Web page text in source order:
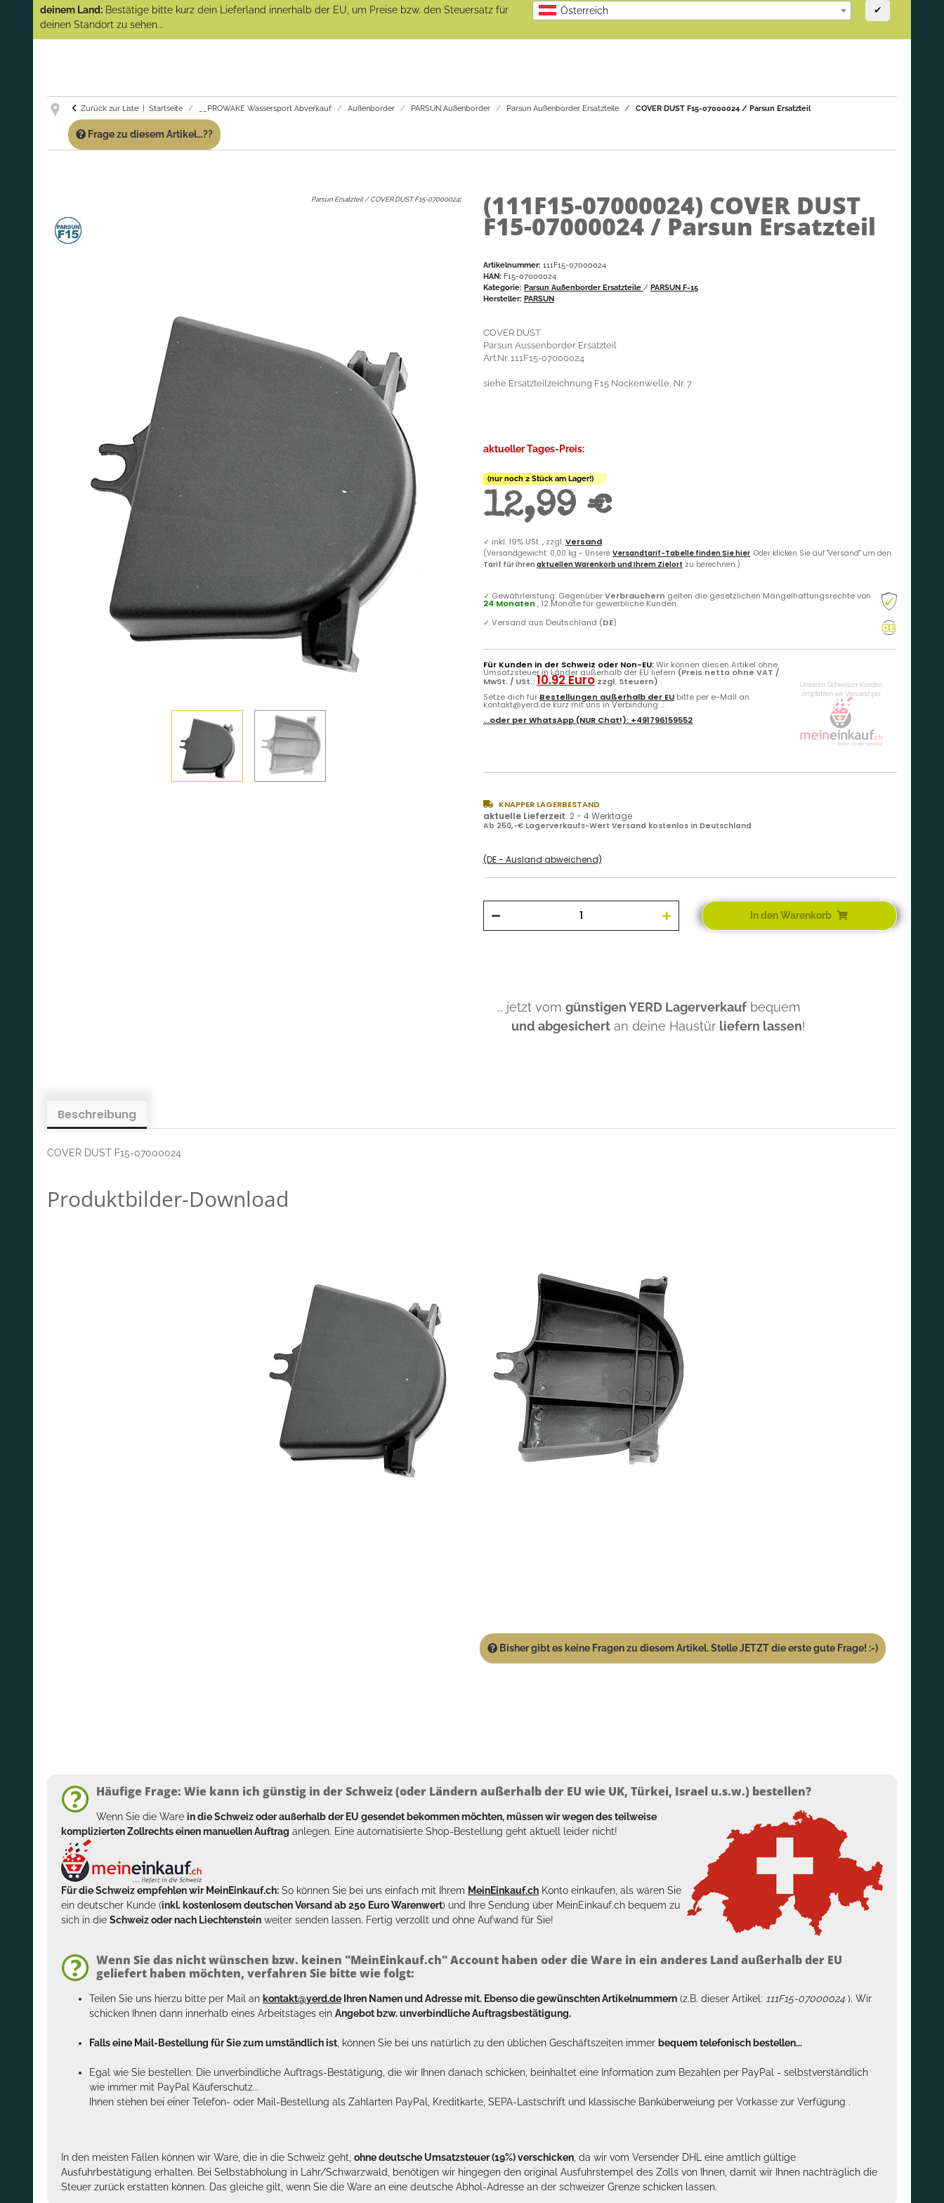
(Abverkauf)!
GARANTIE UND SERVICE:
Artikeln einfach an!
deinem Land: Bestätige bitte kurz dein Lieferland innerhalb der EU, um Preise bzw. den Steuersatz für
deinen Standort zu sehen...
Österreich ✔
Zurück zur Liste Startseite __PROWAKE Wassersport Abverkauf Außenborder PARSUN Außenborder Parsun Außenborder Ersatzteile COVER DUST F15-07000024 / Parsun Ersatzteil
Frage zu diesem Artikel...??
Parsun Ersatzteil / COVER DUST F15-07000024: (111F15-07000024) COVER DUST
F15-07000024 / Parsun Ersatzteil
Artikelnummer: 111F15-07000024
HAN: F15-07000024
Kategorie: Parsun Außenborder Ersatzteile / PARSUN F-15
Hersteller: PARSUN
COVER DUST
Parsun Aussenborder Ersatzteil
Art.Nr. 111F15-07000024
siehe Ersatzteilzeichnung F15 Nockenwelle, Nr. 7
aktueller Tages-Preis:
(nur noch 2 Stück am Lager!)
12,99 €
✓ inkl. 19% USt. , zzgl.Versand
(Versandgewicht: 0,00 kg - Unsere Versandtarif-Tabelle finden Sie hier. Oder klicken Sie auf "Versand" um den
Tarif für Ihren aktuellen Warenkorb und Ihrem Zielort zu berechnen.)
✓ Gewährleistung: GegenüberVerbrauchern gelten die gesetzlichen Mängelhaftungsrechte von
24 Monaten , 12 Monate für gewerbliche Kunden.
✓ Versand aus Deutschland (DE)
Für Kunden in der Schweiz oder Non-EU:Wir können diesen Artikel ohne
Umsatzsteuer in Länder außerhalb der EU liefern (Preis netto ohne VAT /
MwSt. / USt.:10.92 Euro zzgl. Steuern) .
Setze dich für Bestellungen außerhalb der EU bitte per e-Mail an
kontakt@yerd.de kurz mit uns in Verbindung ...
...oder perWhatsApp (NUR Chat!): +491796159552
KNAPPER LAGERBESTAND
aktuelle Lieferzeit: 2 - 4 Werktage
Ab 250,-€ Lagerverkaufs-Wert Versand kostenlos in Deutschland
(DE - Ausland abweichend)
In den Warenkorb
... jetzt vom günstigen YERD Lagerverkauf bequem
und abgesichert an deine Haustür liefern lassen!
Beschreibung
COVER DUST F15-07000024
Produktbilder-Download
Bisher gibt es keine Fragen zu diesem Artikel. Stelle JETZT die erste gute Frage! :-)
Häufige Frage: Wie kann ich günstig in der Schweiz (oder Ländern außerhalb der EU wie UK, Türkei, Israel u.s.w.) bestellen?
Wenn Sie die Ware in die Schweiz oder außerhalb der EU gesendet bekommen möchten, müssen wir wegen des teilweise
komplizierten Zollrechts einen manuellen Auftrag anlegen. Eine automatisierte Shop-Bestellung geht aktuell leider nicht!
Für die Schweiz empfehlen wir MeinEinkauf.ch: So können Sie bei uns einfach mit Ihrem MeinEinkauf.ch Konto einkaufen, als wären Sie
ein deutscher Kunde (inkl. kostenlosem deutschen Versand ab 250 Euro Warenwert) und Ihre Sendung über MeinEinkauf.ch bequem zu
sich in die Schweiz oder nach Liechtenstein weiter senden lassen. Fertig verzollt und ohne Aufwand für Sie!
Wenn Sie das nicht wünschen bzw. keinen "MeinEinkauf.ch" Account haben oder die Ware in ein anderes Land außerhalb der EU
geliefert haben möchten, verfahren Sie bitte wie folgt:
Teilen Sie uns hierzu bitte per Mail an kontakt@yerd.de Ihren Namen und Adresse mit. Ebenso die gewünschten Artikelnummern (z.B. dieser Artikel: 111F15-07000024 ). Wir
schicken Ihnen dann innerhalb eines Arbeitstages ein Angebot bzw. unverbindliche Auftragsbestätigung.
Falls eine Mail-Bestellung für Sie zum umständlich ist , können Sie bei uns natürlich zu den üblichen Geschäftszeiten immer bequem telefonisch bestellen...
Egal wie Sie bestellen: Die unverbindliche Auftrags-Bestätigung, die wir Ihnen danach schicken, beinhaltet eine Information zum Bezahlen per PayPal - selbstverständlich
wie immer mit PayPal Käuferschutz...
Ihnen stehen bei einer Telefon- oder Mail-Bestellung als Zahlarten PayPal, Kreditkarte, SEPA-Lastschrift und klassische Banküberweiung per Vorkasse zur Verfügung .
In den meisten Fällen können wir Ware, die in die Schweiz geht, ohne deutsche Umsatzsteuer (19%) verschicken , da wir vom Versender DHL eine amtlich gültige
Ausfuhrbestätigung erhalten. Bei Selbstabholung in Lahr/Schwarzwald, benötigen wir hingegen den original Ausfuhrstempel des Zolls von Ihnen, damit wir Ihnen nachträglich die
Steuer zurück erstatten können. Das gleiche gilt, wenn Sie die Ware an eine deutsche Abhol-Adresse an der schweizer Grenze schicken lassen.